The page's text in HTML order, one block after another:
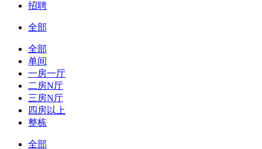
招聘
全部
全部
单间
一房一厅
二房N厅
三房N厅
四房以上
整栋
全部